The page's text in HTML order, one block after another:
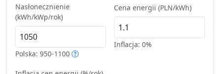
Nasłonecznienie
(kWh/kWp/rok)
Polska: 950-1100
Cena energii (PLN/kWh)
Inflacja: 0%